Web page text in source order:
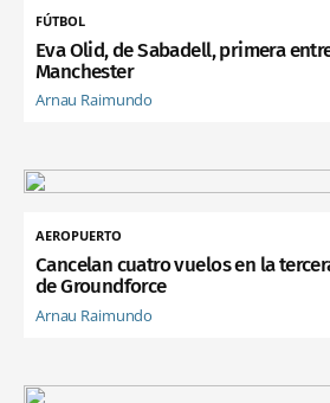
FÚTBOL
Eva Olid, de Sabadell, primera
Manchester
Arnau Raimundo
AEROPUERTO
Cancelan cuatro vuelos en la
de Groundforce
Arnau Raimundo